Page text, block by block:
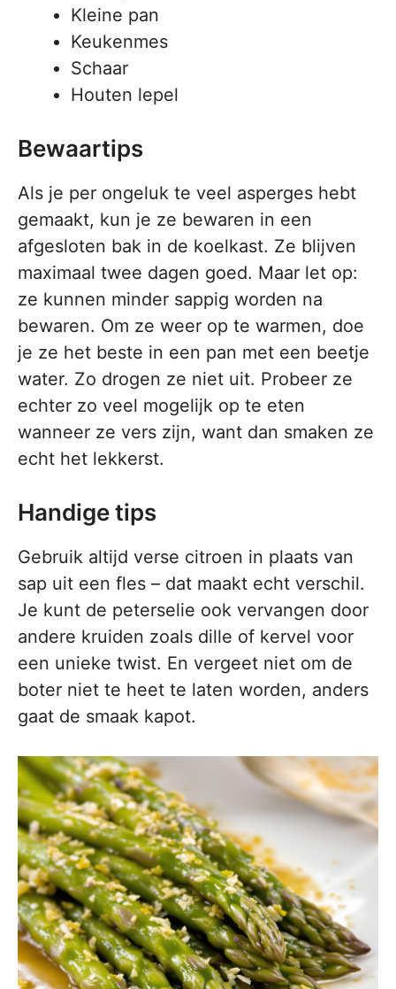
Kleine pan
Keukenmes
Schaar
Houten lepel
Bewaartips
Als je per ongeluk te veel asperges hebt
gemaakt, kun je ze bewaren in een
afgesloten bak in de koelkast. Ze blijven
maximaal twee dagen goed. Maar let op:
ze kunnen minder sappig worden na
bewaren. Om ze weer op te warmen, doe
je ze het beste in een pan met een beetje
water. Zo drogen ze niet uit. Probeer ze
echter zo veel mogelijk op te eten
wanneer ze vers zijn, want dan smaken ze
echt het lekkerst.
Handige tips
Gebruik altijd verse citroen in plaats van
sap uit een fles – dat maakt echt verschil.
Je kunt de peterselie ook vervangen door
andere kruiden zoals dille of kervel voor
een unieke twist. En vergeet niet om de
boter niet te heet te laten worden, anders
gaat de smaak kapot.